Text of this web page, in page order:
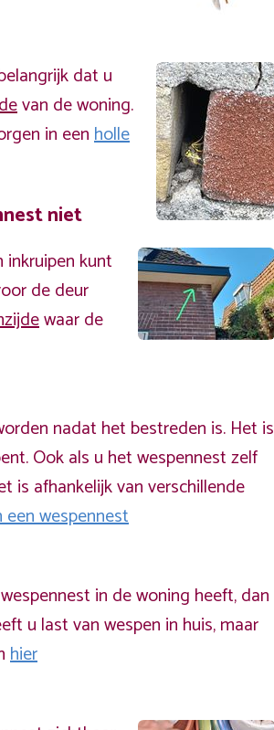
dat u
van de woning.
in eenholle
niet
kunt
de deur
waar de
nadat het bestreden is. Het is
Ook als u het wespennest zelf
is afhankelijk van verschillende
wespennest
in de woning heeft, dan
u last van wespen in huis, maar
hier